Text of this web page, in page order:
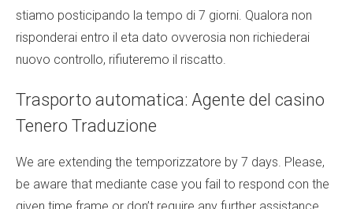
stiamo posticipando la tempo di 7 giorni. Qualora non
risponderai entro il eta dato ovverosia non richiederai
nuovo controllo, rifiuteremo il riscatto.
Trasporto automatica: Agente del casino
Tenero Traduzione
We are extending the temporizzatore by 7 days. Please,
be aware that mediante case you fail to respond con the